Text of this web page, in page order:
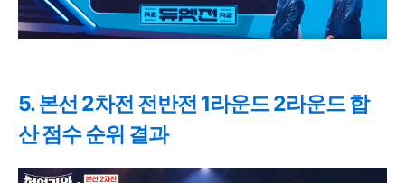
5. 본선 2차전 전반전 1라운드 2라운드 합
산 점수 순위 결과